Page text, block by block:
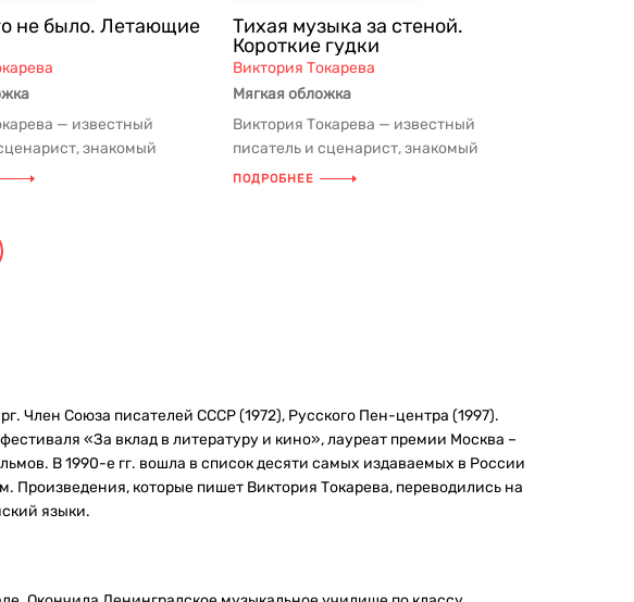
не было. Летающие
— известный
знакомый
по любимым с
Тихая музыка за стеной.
Короткие гудки
Виктория Токарева
Мягкая обложка
Виктория Токарева — известный
писатель и сценарист, знакомый
российским зрителям по любимым с
ПОДРОБНЕЕ
Член Союза писателей СССР (1972), Русского Пен-центра (1997).
«За вклад в литературу и кино», лауреат премии Москва –
В 1990-е гг. вошла в список десяти самых издаваемых в России
Произведения, которые пишет Виктория Токарева, переводились на
языки.